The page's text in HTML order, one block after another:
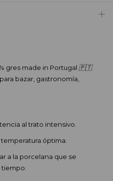
gres made in Portugal 🇵🇹.
bazar, gastronomía,
al trato intensivo.
óptima.
a la porcelana que se